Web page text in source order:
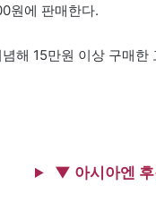
원에 판매한다.
해 15만원 이상 구매
▼ 아시아엔